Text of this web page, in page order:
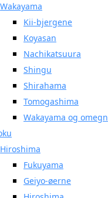
Wakayama
Kii-bjergene
Koyasan
Nachikatsuura
Shingu
Shirahama
Tomogashima
Wakayama og omegn
Hiroshima
Fukuyama
Geiyo-øerne